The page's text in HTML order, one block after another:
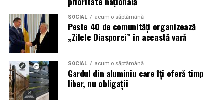
Puncte de prim ajutor
Mai multe puncte medicale vor fi disponibile in
interiorul festivalului si vor fi marcate pe harta din
aplicatia Summer Well.
Top-up rapid pentru plati in festival
SOCIAL acum o săptămână
Peste 40 de comunități organizează
„Zilele Diasporei” în această vară
SOCIAL acum o săptămână
Gardul din aluminiu care îți oferă timp
liber, nu obligații